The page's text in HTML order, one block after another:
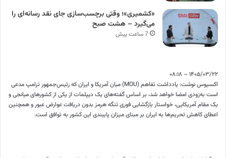
«کشمیری»؛ وقتی برچسب‌سازی جای نقد رسانه‌ای را
می‌گیرد – هشت صبح
7 ساعت پیش
۱۴۰۵/۰۳/۲۲ – ۰۸:۱۸
اکسیوس نوشت: یادداشت تفاهم (MOU) میان آمریکا و ایران که رئیس‌جمهور ترامپ مدعی
است به‌زودی امضا خواهد شد، بر اساس گفته‌های یک دیپلمات از یکی از کشورهای میانجی و
یک مقام آمریکایی، خواستار بازگشایی فوری تنگه هرمز بدون دریافت عوارض عبور و همچنین
اعطای کاهش تحریم‌ها به ایران بر مبنای میزان پایبندی این کشور به توافق است.